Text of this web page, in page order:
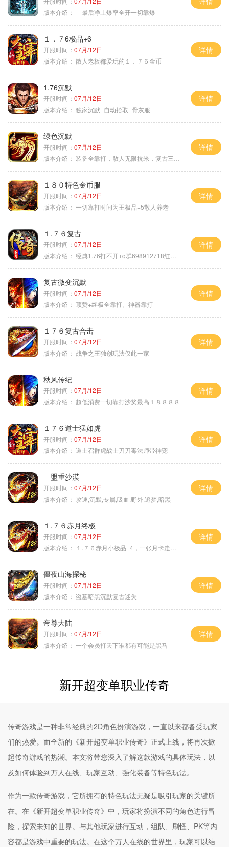
版本介绍：
最后净土爆率全开一切靠爆
１．７6极品+6
开服时间： 07月/12日
版本介绍： 散人老板都爱玩的１．７６金币
详情
1.76沉默
开服时间： 07月/12日
版本介绍： 独家沉默+自动拾取+骨灰服
详情
绿色沉默
开服时间： 07月/12日
版本介绍： 装备全靠打，散人无限抗米，复古三天合区
详情
１８０特色金币服
开服时间： 07月/12日
版本介绍： 一切靠打时间为王极品+5散人养老
详情
１.７６复古
开服时间： 07月/12日
版本介绍： 经典1.76打不开+q群698912718红蓝毒符免费
详情
复古微变沉默
开服时间： 07月/12日
版本介绍： 顶赞+终极全靠打。神器靠打
详情
１７６复古合击
开服时间： 07月/12日
版本介绍： 战争之王独创玩法仅此一家
详情
秋风传纪
开服时间： 07月/12日
版本介绍： 超低消费一切靠打沙奖最高１８８８８
详情
１７６道士猛如虎
开服时间： 07月/12日
版本介绍： 道士召群虎战士刀刀毒法师带神宠
详情
盟重沙漠
开服时间： 07月/12日
版本介绍： 攻速,沉默,专属,吸血,野外,追梦,暗黑
详情
１.７６赤月终极
开服时间： 07月/12日
版本介绍：
１.７６赤月小极品+4，一张月卡走天涯c
详情
僵夜山海探秘
开服时间： 07月/12日
版本介绍： 盗墓暗黑沉默复古迷失
详情
帝尊大陆
开服时间： 07月/12日
版本介绍： 一个会员打天下谁都有可能是黑马
详情
新开超变单职业传奇
传奇游戏是一种非常经典的2D角色扮演游戏，一直以来都备受玩家
们的热爱。而全新的《新开超变单职业传奇》正式上线，将再次掀
起传奇游戏的热潮。本文将带您深入了解这款游戏的具体玩法，以
及如何体验到万人在线、玩家互动、强化装备等特色玩法。
作为一款传奇游戏，它所拥有的特色玩法无疑是吸引玩家的关键所
在。在《新开超变单职业传奇》中，玩家将扮演不同的角色进行冒
险，探索未知的世界。与其他玩家进行互动，组队、刷怪、PK等内
容都是游戏中重要的玩法。在这个万人在线的世界里，玩家可以结